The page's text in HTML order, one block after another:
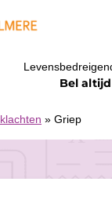
Bel
» Griep